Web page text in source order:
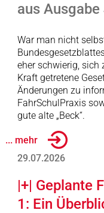
aus
War man nicht
eher schwierig, sich
Kraft getretene
Änderungen zu
FahrSchulPraxis
gute alte „Beck“.
... mehr
29.07.2026
|+| Geplante
1: Ein